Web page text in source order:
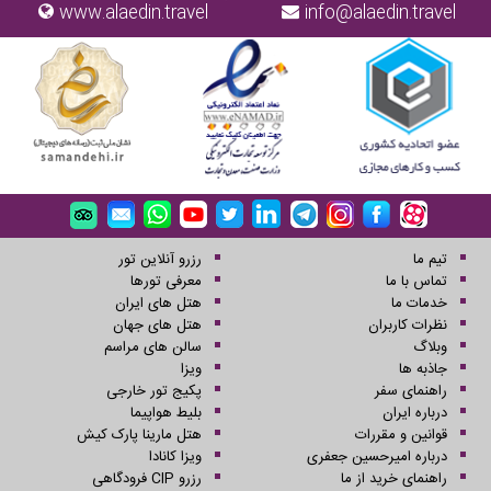
info@alaedin.travel
www.alaedin.travel
تیم ما
تماس با ما
خدمات ما
نظرات کاربران
وبلاگ
جاذبه ها
راهنمای سفر
درباره ایران
قوانین و مقررات
درباره امیرحسین جعفری
راهنمای خرید از ما
رزرو آنلاین تور
معرفی تورها
هتل های ایران
هتل های جهان
سالن های مراسم
ویزا
پکیج تور خارجی
بلیط هواپیما
هتل مارینا پارک کیش
ویزا کانادا
رزرو CIP فرودگاهی